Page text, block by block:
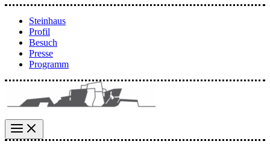
Steinhaus
Profil
Besuch
Presse
Programm